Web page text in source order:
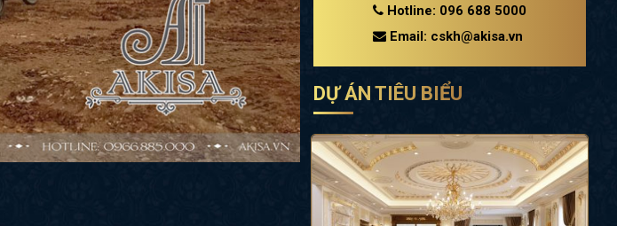
Hotline: 096 688 5000
Email: cskh@akisa.vn
DỰ ÁN TIÊU BIỂU